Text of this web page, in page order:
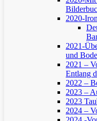
2020-
2021-
und
2021 –
Entlang
2022 –
2023 –
2023
2024 –